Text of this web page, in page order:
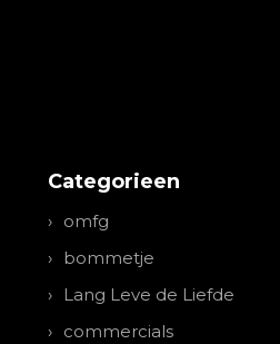
Categorieen
omfg
bommetje
Lang Leve de Liefde
commercials